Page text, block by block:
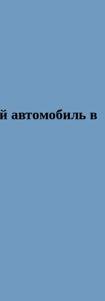
автомобиль в